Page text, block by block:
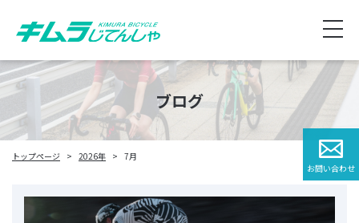
ブログ
トップページ 2026年 7月
お問い合わせ